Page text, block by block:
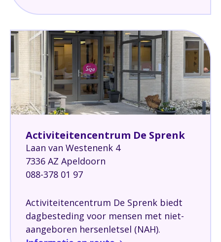
Activiteitencentrum De Sprenk
Laan van Westenenk 4
7336 AZ Apeldoorn
088-378 01 97
Activiteitencentrum De Sprenk biedt
dagbesteding voor mensen met niet-
aangeboren hersenletsel (NAH).